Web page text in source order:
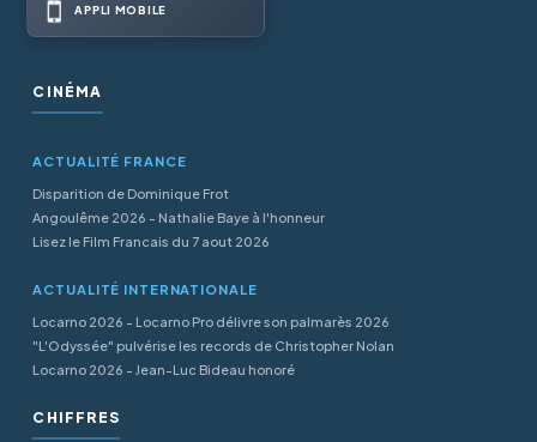
APPLI MOBILE
CINÉMA
ACTUALITÉ FRANCE
Disparition de Dominique Frot
Angoulême 2026 - Nathalie Baye à l'honneur
Lisez le Film Francais du 7 aout 2026
ACTUALITÉ INTERNATIONALE
Locarno 2026 - Locarno Pro délivre son palmarès 2026
"L'Odyssée" pulvérise les records de Christopher Nolan
Locarno 2026 - Jean-Luc Bideau honoré
CHIFFRES